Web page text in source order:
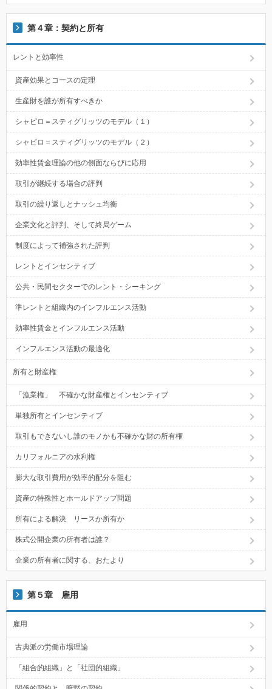
第４章：契約と所有
レントと効率性
資産効果とコースの定理
生産財を誰が所有すべきか
シャピロ＝スティグリッツのモデル（１）
シャピロ＝スティグリッツのモデル（２）
効率性賃金理論の他の側面ならびに応用
取引が継続する場合の評判
取引の繰り返しとナッシュ均衡
企業文化と評判、そして終局ゲーム
制度によって補強された評判
レントとインセンティブ
公共・民間セクターでのレント・シーキング
準レントと組織内のインフルエンス活動
効率性賃金とインフルエンス活動
インフルエンス活動の最適化
所有と財産権
「漁業権」 不確かな財産権とインセンティブ
単独所有とインセンティブ
取引もできないし誰のモノかも不確かな財の所有権
カリフォルニアの水利権
膨大な取引費用が効率的配分を阻む
資産の特殊性とホールドアップ問題
所有による解決 リースか所有か
株式公開企業の所有者は誰？
企業の所有者に関する、おたより
第５章 雇用
雇用
古典派の労働市場理論
「組合的組織」と「社団的組織」